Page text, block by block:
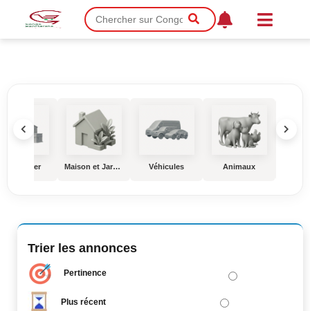
Immobilier Maison et Jardin Véhicules Animaux
Trier les annonces
Pertinence
Plus récent